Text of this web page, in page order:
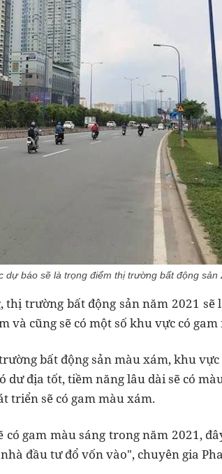
dự báo sẽ là trọng điểm thị trường bất động sản
thị trường bất động sản năm 2021
và cũng sẽ có một số khu vực có
bất động sản màu xám, khu
dư địa tốt, tiềm năng lâu dài sẽ có
triển sẽ có gam màu xám.
có gam màu sáng trong năm 2021,
đầu tư đổ vốn vào", chuyên gia